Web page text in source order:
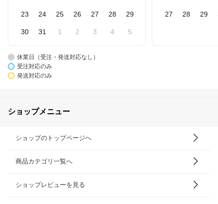
23 24 25 26 27 28 29
30 31 1 2 3 4 5
27 28 29
休業日（受注・発送対応なし）
受注対応のみ
発送対応のみ
ショップメニュー
ショップのトップページへ
商品カテゴリ一覧へ
ショップレビューを見る